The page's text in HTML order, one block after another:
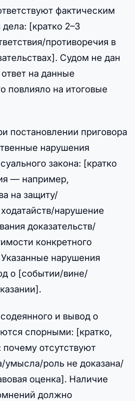
фактическим
[кратко 2–3
противоречия в
Судом не дан
на данные
повлияло на итоговые
постановлении приговора
нарушения
закона: [кратко
— например,
на защиту/
нарушение
доказательств/
конкретного
нарушения
о [событии/вине/
и вывод о
спорными: [кратко,
почему отсутствуют
умысла/роль не доказана/
оценка]. Наличие
должно